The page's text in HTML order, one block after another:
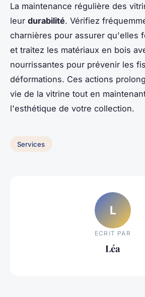
La maintenance régulière des
leur durabilité. Vérifiez
charnières pour assurer qu'elles
et traitez les matériaux en bois
nourrissantes pour prévenir les
déformations. Ces actions
vie de la vitrine tout en
l'esthétique de votre collection.
Services
L
ECRIT PAR
Léa